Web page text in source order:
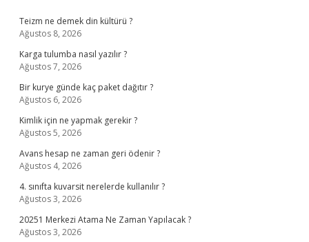
Teizm ne demek din kültürü ?
Ağustos 8, 2026
Karga tulumba nasıl yazılır ?
Ağustos 7, 2026
Bir kurye günde kaç paket dağıtır ?
Ağustos 6, 2026
Kimlik için ne yapmak gerekir ?
Ağustos 5, 2026
Avans hesap ne zaman geri ödenir ?
Ağustos 4, 2026
4. sınıfta kuvarsit nerelerde kullanılır ?
Ağustos 3, 2026
20251 Merkezi Atama Ne Zaman Yapılacak ?
Ağustos 3, 2026